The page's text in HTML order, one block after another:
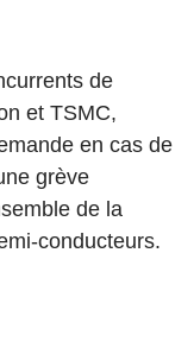
de
et TSMC,
en cas de
grève
de la
conducteurs.